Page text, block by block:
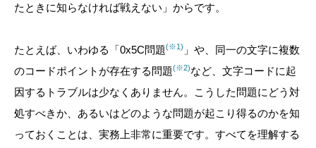
たときに知らなければ戦えない」 からです。
たとえば、いわゆる「0x5C問題(※1) 」や、同一の文字に複数
のコードポイントが存在する問題(※2)など、文字コードに起
因するトラブルは少なくありません。こうした問題にどう対
処すべきか、あるいはどのような問題が起こり得るのかを知
っておくことは、実務上非常に重要です。すべてを理解する